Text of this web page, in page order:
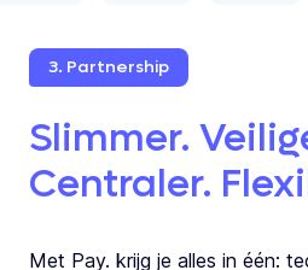
3. Partnership
Slimmer.
Centraler.
Met Pay. krijg je alles in één: